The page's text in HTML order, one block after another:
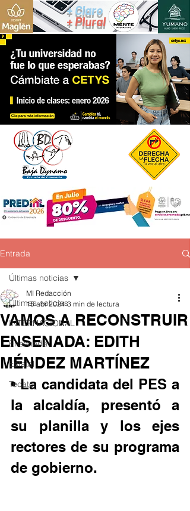
+ Claro
+ Plural
Entrada
Últimas noticias
INTERNACIONAL
Ensenada
Estatal
Tecate
Últimas noticias
VAMOS A RECONSTRUIR
ENSENADA: EDITH
MÉNDEZ MARTÍNEZ
MI Redacción
15 abr 2024 3 min de lectura
• La candidata del PES a
la alcaldía, presentó a
su planilla y los ejes
rectores de su programa
de gobierno.